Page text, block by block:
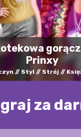
Prinxy
Styl Strój
za